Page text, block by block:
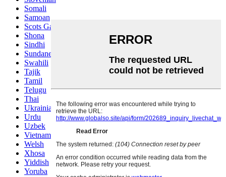
Somali
Samoan
Scots Gaelic
Shona
Sindhi
Sundanese
Swahili
Tajik
Tamil
Telugu
Thai
Ukrainian
Urdu
Uzbek
Vietnamese
Welsh
Xhosa
Yiddish
Yoruba